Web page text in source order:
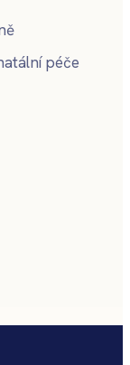
péče